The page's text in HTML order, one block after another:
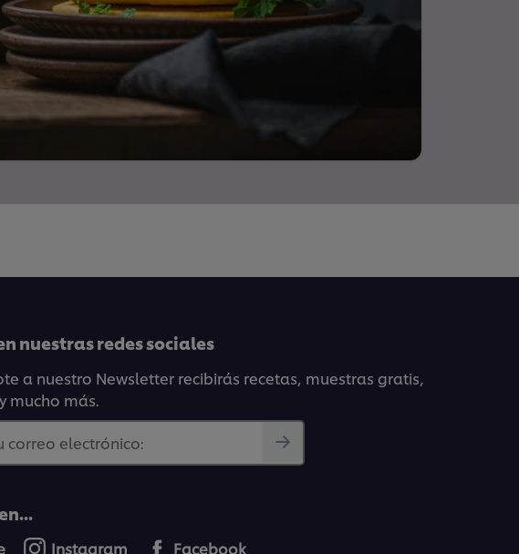
nuestras redes sociales
a nuestro Newsletter recibirás recetas, muestras gratis,
mucho más.
correo electrónico:
Instagram Facebook